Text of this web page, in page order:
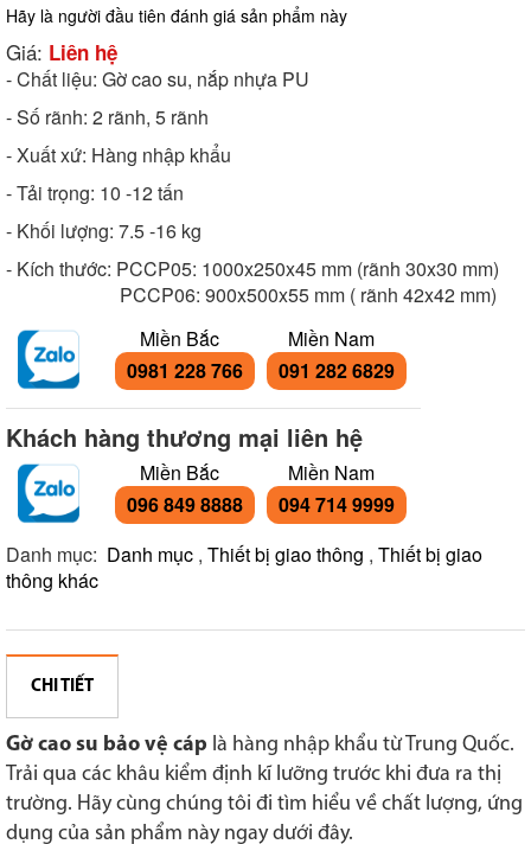
Hãy là người đầu tiên đánh giá sản phẩm này
Giá: Liên hệ
- Chất liệu: Gờ cao su, nắp nhựa PU
- Số rãnh: 2 rãnh, 5 rãnh
- Xuất xứ: Hàng nhập khẩu
- Tải trọng: 10 -12 tấn
- Khối lượng: 7.5 -16 kg
- Kích thước: PCCP05: 1000x250x45 mm (rãnh 30x30 mm)
PCCP06: 900x500x55 mm ( rãnh 42x42 mm)
Miền Bắc
0981 228 766
Miền Nam
091 282 6829
Khách hàng thương mại liên hệ
Miền Bắc
096 849 8888
Miền Nam
094 714 9999
Danh mục: Danh mục , Thiết bị giao thông , Thiết bị giao
thông khác
CHI TIẾT
Gờ cao su bảo vệ cáp là hàng nhập khẩu từ Trung Quốc.
Trải qua các khâu kiểm định kĩ lưỡng trước khi đưa ra thị
trường. Hãy cùng chúng tôi đi tìm hiểu về chất lượng, ứng
dụng của sản phẩm này ngay dưới đây.